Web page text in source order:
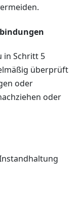
in Schritt 5
überprüft
oder
oder